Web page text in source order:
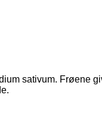
sativum. Frøene